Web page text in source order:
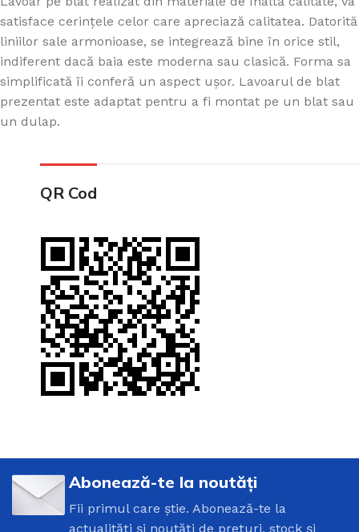
satisface cerințele celor care apreciază calitatea. Datorită
liniilor sale armonioase, se integrează bine în orice stil,
indiferent dacă baia este moderna sau clasică. Forma sa
simplificată îi conferă un aspect ușor. Lavoarul de blat
prezentat este adaptat pentru a fi montat pe un blat sau
un dulap.
QR Cod
Abonează-te la noutăți
Fii primul care știe. Abonează-te la
actualități și noutăți de prețuri, stock și